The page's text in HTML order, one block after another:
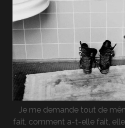
Je me demande tout de
fait, comment a-t-elle fait,